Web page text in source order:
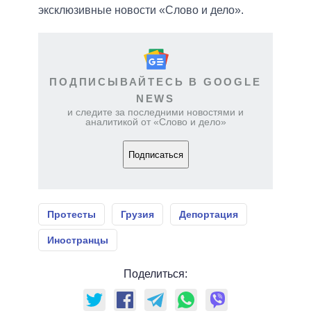
эксклюзивные новости «Слово и дело».
ПОДПИСЫВАЙТЕСЬ В GOOGLE
NEWS
и следите за последними новостями и
аналитикой от «Слово и дело»
Подписаться
Протесты Грузия Депортация
Иностранцы
Поделиться: